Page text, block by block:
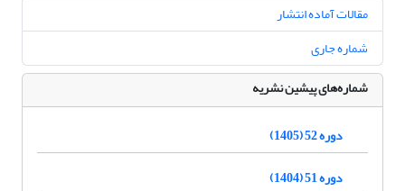
مقالات آماده انتشار
شماره جاری
شماره‌های پیشین نشریه
دوره 52 (1405)
دوره 51 (1404)